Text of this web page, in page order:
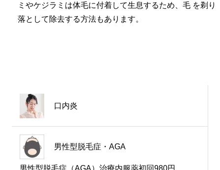
ミやケジラミは体毛に付着して生息するため、毛 を剃り
落として除去する方法もあります。
口内炎
男性型脱毛症・AGA
男性型脱毛症（AGA）治療内服薬初回980円